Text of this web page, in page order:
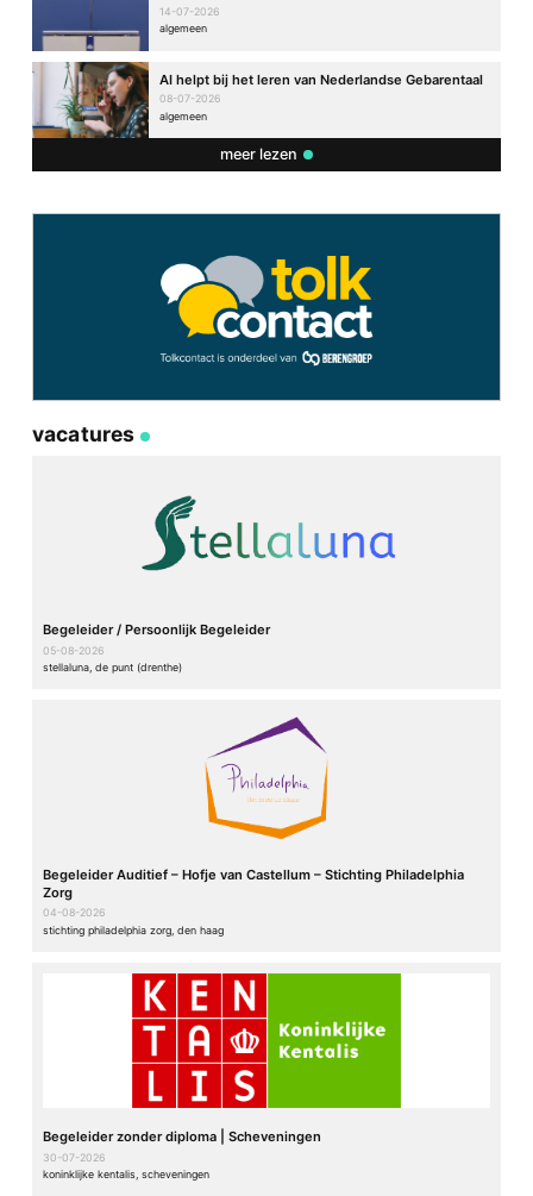
14-07-2026
algemeen
AI helpt bij het leren van Nederlandse Gebarentaal
08-07-2026
algemeen
meer lezen
vacatures
Begeleider / Persoonlijk Begeleider
05-08-2026
stellaluna, de punt (drenthe)
Begeleider Auditief – Hofje van Castellum – Stichting Philadelphia
Zorg
04-08-2026
stichting philadelphia zorg, den haag
Begeleider zonder diploma | Scheveningen
30-07-2026
koninklijke kentalis, scheveningen